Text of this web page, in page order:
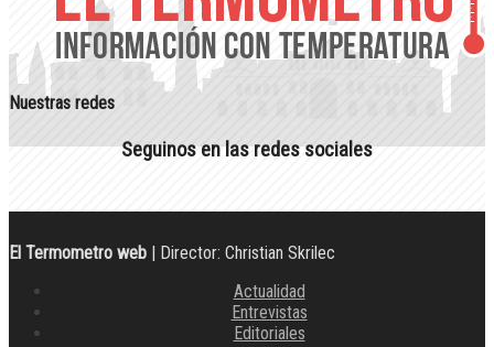
Nuestras redes
Seguinos en las redes sociales
El Termometro web | Director: Christian Skrilec
Actualidad
Entrevistas
Editoriales